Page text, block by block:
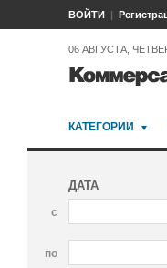
ВОЙТИ
06 АВГУСТА,
КАТЕГОРИИ
ДАТА
с
по